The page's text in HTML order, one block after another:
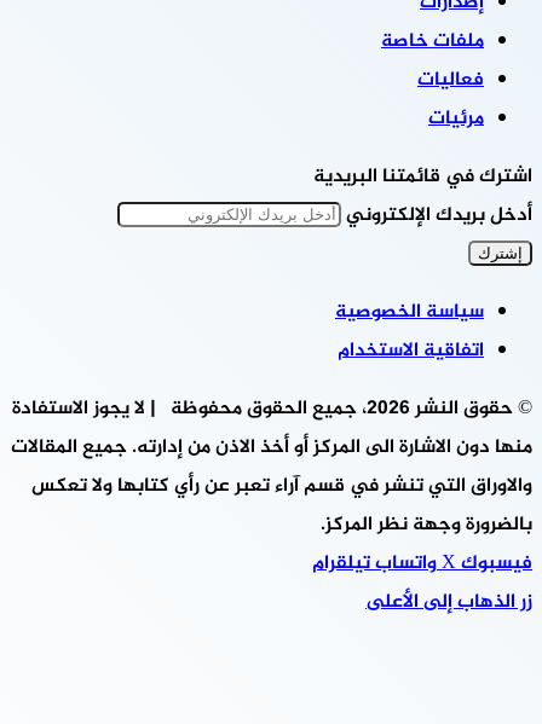
ملفات خاصة
فعاليات
مرئيات
اشترك في قائمتنا البريدية
أدخل بريدك الإلكتروني
سياسة الخصوصية
اتفاقية الاستخدام
© حقوق النشر 2026، جميع الحقوق محفوظة | لا يجوز الاستفادة
منها دون الاشارة الى المركز أو أخذ الاذن من إدارته. جميع المقالات
والاوراق التي تنشر في قسم آراء تعبر عن رأي كتابها ولا تعكس
بالضرورة وجهة نظر المركز.
فيسبوك‫Xواتسابتيلقرام
زر الذهاب إلى الأعلى